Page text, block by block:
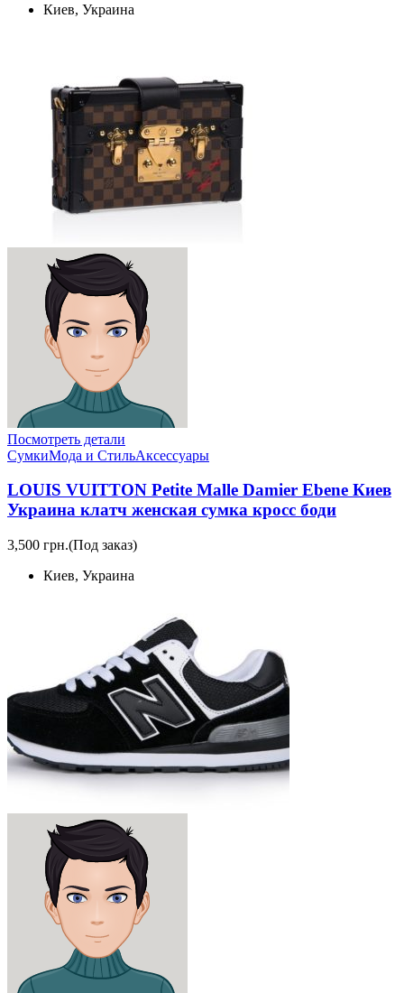
Киев, Украина
Посмотреть детали
СумкиМода и СтильАксессуары
LOUIS VUITTON Petite Malle Damier Ebene Киев
Украина клатч женская сумка кросс боди
3,500 грн.(Под заказ)
Киев, Украина